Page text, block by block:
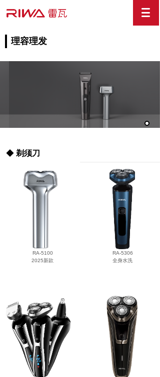
理容理发
◆ 剃须刀
RA-5306
全身水洗
RA-5100
2025新款